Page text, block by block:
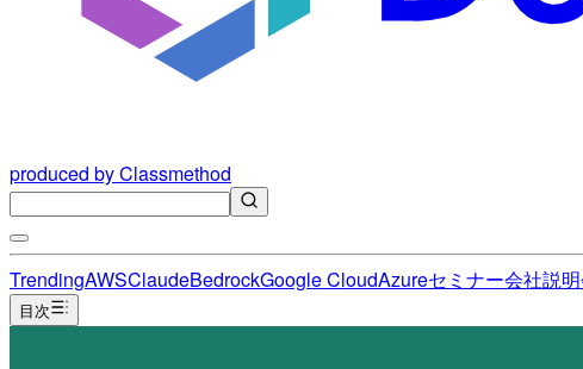
produced by Classmethod
TrendingAWSClaudeBedrockGoogle CloudAzureセミナー会社説
目次